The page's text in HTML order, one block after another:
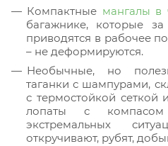
Компактные мангалы в
багажнике, которые
приводятся в рабочее
– не деформируются.
Необычные, но
таганки с шампурами,
с термостойкой сеткой
лопаты с
экстремальных
откручивают, рубят,